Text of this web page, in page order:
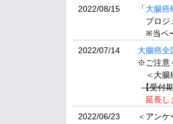
2022/08/15
「大腸癌
プロジ
※当ペ
2022/07/14
大腸癌全
※ご注意
＜大腸
【受付
延長し
2022/06/23
＜アン